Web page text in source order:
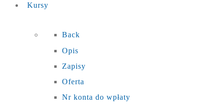
Kursy
Back
Opis
Zapisy
Oferta
Nr konta do wpłaty